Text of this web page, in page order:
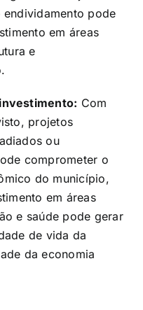
pode
em áreas
e
Com
projetos
ou
comprometer o
do município,
em áreas
e saúde pode gerar
de vida da
da economia